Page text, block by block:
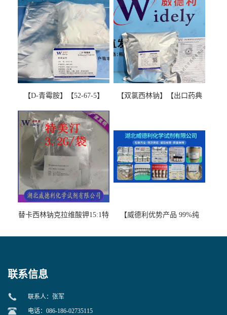
【D-青霉胺】【52-67-5】
图谱检测方法现货供应咨询
张军52-67-5
【双氯西林钠】【出口药典
替卡西林钠克拉维酸钾15:1特
【威德利优势产品 99%纯
联系信息
联系人：张军
电话：086-186-02735115